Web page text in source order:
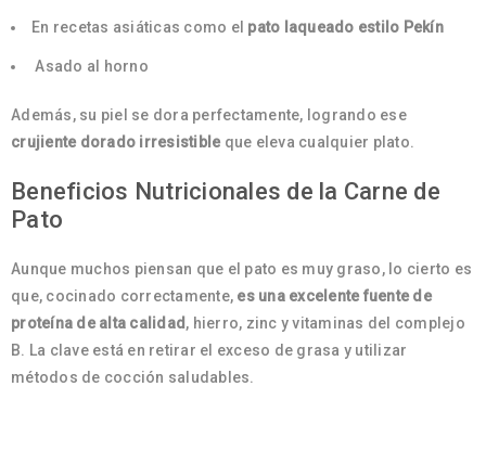
En recetas asiáticas como el pato laqueado estilo Pekín
Asado al horno
Además, su piel se dora perfectamente, logrando ese
crujiente dorado irresistibleque eleva cualquier plato.
Beneficios Nutricionales de la Carne de
Pato
Aunque muchos piensan que el pato es muy graso, lo cierto es
que, cocinado correctamente, es una excelente fuente de
proteína de alta calidad , hierro, zinc y vitaminas del complejo
B. La clave está en retirar el exceso de grasa y utilizar
métodos de cocción saludables.